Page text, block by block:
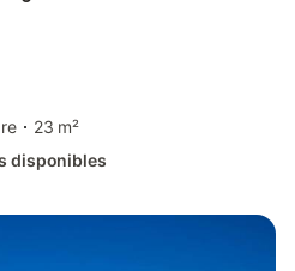
23 m²
disponibles